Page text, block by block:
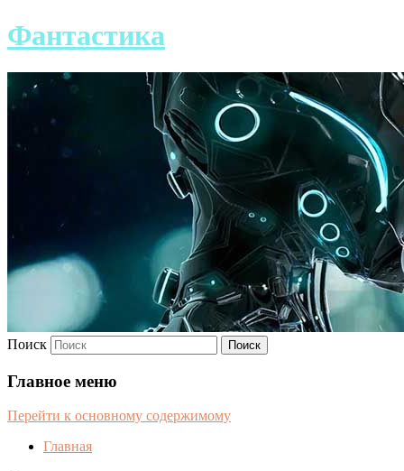
Фантастика
Поиск
Главное меню
Перейти к основному содержимому
Главная